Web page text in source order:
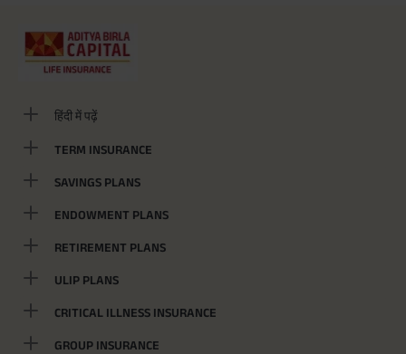
हिंदी में पढ़ें
TERM INSURANCE
SAVINGS PLANS
ENDOWMENT PLANS
RETIREMENT PLANS
ULIP PLANS
CRITICAL ILLNESS INSURANCE
GROUP INSURANCE